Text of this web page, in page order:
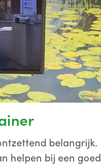
belangrijk.
helpen bij een goed